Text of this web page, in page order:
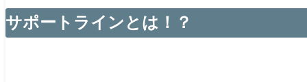
サポートラインとは！？